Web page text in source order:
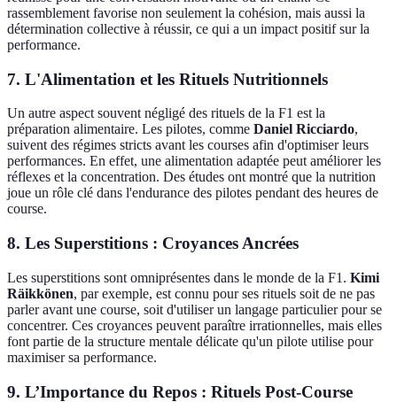
rassemblement favorise non seulement la cohésion, mais aussi la
détermination collective à réussir, ce qui a un impact positif sur la
performance.
7. L'Alimentation et les Rituels Nutritionnels
Un autre aspect souvent négligé des rituels de la F1 est la
préparation alimentaire. Les pilotes, comme Daniel Ricciardo,
suivent des régimes stricts avant les courses afin d'optimiser leurs
performances. En effet, une alimentation adaptée peut améliorer les
réflexes et la concentration. Des études ont montré que la nutrition
joue un rôle clé dans l'endurance des pilotes pendant des heures de
course.
8. Les Superstitions : Croyances Ancrées
Les superstitions sont omniprésentes dans le monde de la F1. Kimi
Räikkönen, par exemple, est connu pour ses rituels soit de ne pas
parler avant une course, soit d'utiliser un langage particulier pour se
concentrer. Ces croyances peuvent paraître irrationnelles, mais elles
font partie de la structure mentale délicate qu'un pilote utilise pour
maximiser sa performance.
9. L’Importance du Repos : Rituels Post-Course